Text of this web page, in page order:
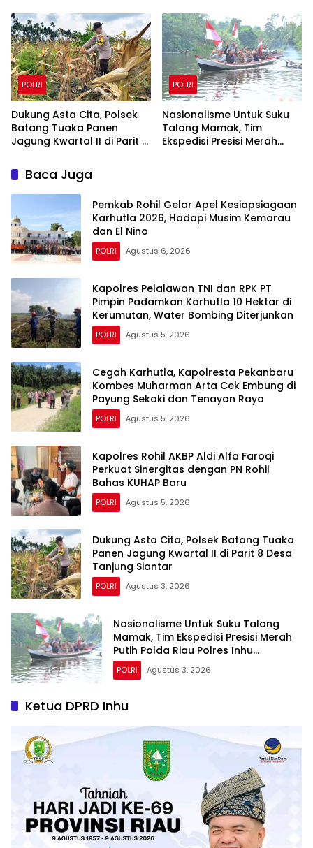
Sekaki dan Tenayan Raya
POLRI
Dukung Asta Cita, Polsek
Batang Tuaka Panen
Jagung Kwartal II di Parit 8
POLRI
Nasionalisme Untuk Suku
Talang Mamak, Tim
Ekspedisi Presisi Merah
Baca Juga
Pemkab Rohil Gelar Apel Kesiapsiagaan
Karhutla 2026, Hadapi Musim Kemarau
dan El Nino
POLRI Agustus 6, 2026
Kapolres Pelalawan TNI dan RPK PT
Pimpin Padamkan Karhutla 10 Hektar di
Kerumutan, Water Bombing Diterjunkan
POLRI Agustus 5, 2026
Cegah Karhutla, Kapolresta Pekanbaru
Kombes Muharman Arta Cek Embung di
Payung Sekaki dan Tenayan Raya
POLRI Agustus 5, 2026
Kapolres Rohil AKBP Aldi Alfa Faroqi
Perkuat Sinergitas dengan PN Rohil
Bahas KUHAP Baru
POLRI Agustus 5, 2026
Dukung Asta Cita, Polsek Batang Tuaka
Panen Jagung Kwartal II di Parit 8 Desa
Tanjung Siantar
POLRI Agustus 3, 2026
Nasionalisme Untuk Suku Talang
Mamak, Tim Ekspedisi Presisi Merah
Putih Polda Riau Polres Inhu
Hantarkan Bendera, Bansos Hingga
Tanam Pohon Bersama
POLRI Agustus 3, 2026
Ketua DPRD Inhu